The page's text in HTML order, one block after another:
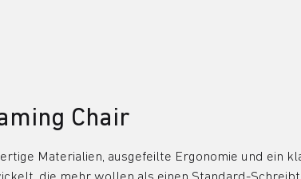
Chair
Materialien, ausgefeilte Ergonomie und ein